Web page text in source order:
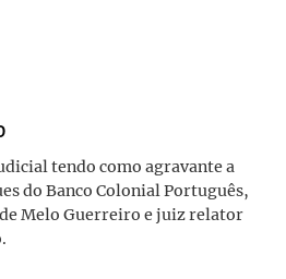
tendo como agravante a
do Banco Colonial Português,
Melo Guerreiro e juiz relator